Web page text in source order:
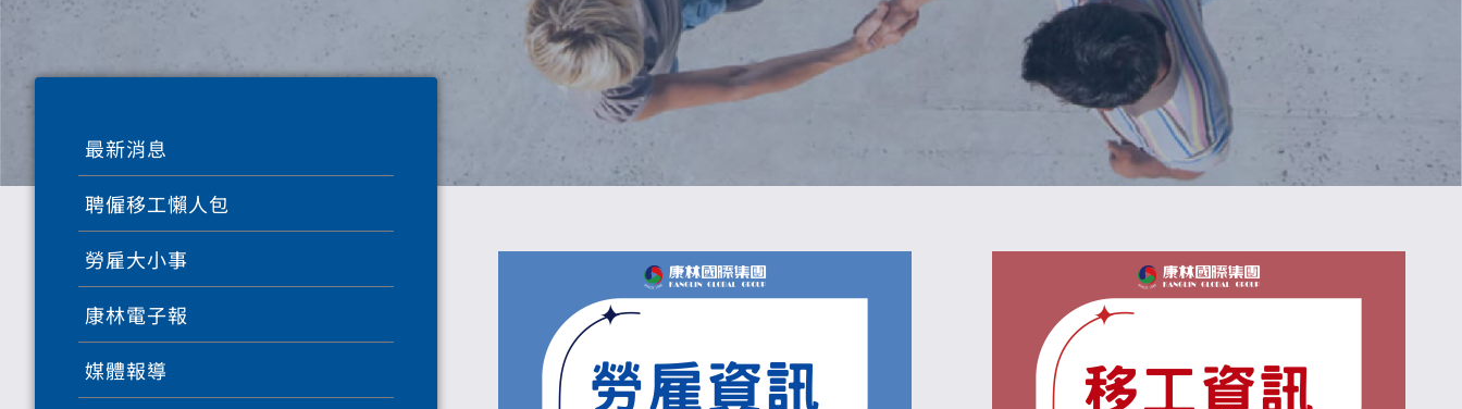
最新消息
聘僱移工懶人包
勞雇大小事
康林電子報
媒體報導